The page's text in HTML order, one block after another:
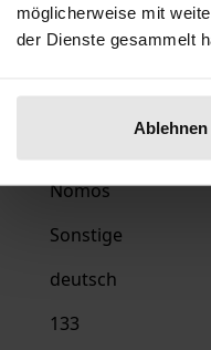
möglicherweise mit
der Dienste gesammelt
Ablehnen
1
31.05.1988
Nomos
Sonstige
deutsch
133